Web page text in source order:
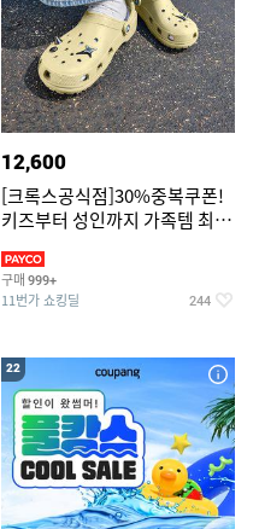
12,600
[크록스공식점]30%중복쿠폰!
키즈부터 성인까지 가족템 최대
구매 999+
11번가 쇼킹딜 244
22